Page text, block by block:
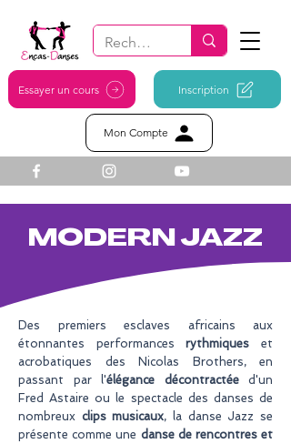
Essayer un cours Inscription
Mon Compte
MODERN JAZZ
Des premiers esclaves africains aux
étonnantes performancesrythmiqueset
acrobatiques des Nicolas Brothers, en
passant par l'élégance décontractée d'un
Fred Astaire ou le spectacle des danses de
nombreux clips musicaux, la danse Jazz se
présente comme une danse de rencontres et